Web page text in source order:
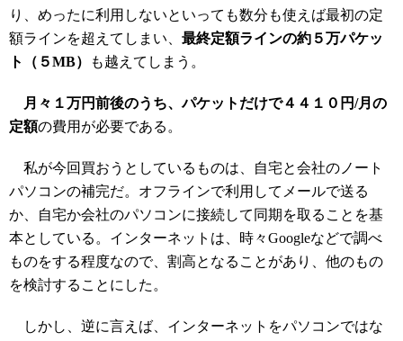
り、めったに利用しないといっても数分も使えば最初の定
額ラインを超えてしまい、 最終定額ラインの約５万パケッ
ト（５MB）
も越えてしまう。
月々１万円前後のうち、パケットだけで４４１０円/月の
定額の費用が必要である。
私が今回買おうとしているものは、自宅と会社のノート
パソコンの補完だ。オフラインで利用してメールで送る
か、自宅か会社のパソコンに接続して同期を取ることを基
本としている。インターネットは、時々Googleなどで調べ
ものをする程度なので、割高となることがあり、他のもの
を検討することにした。
しかし、逆に言えば、インターネットをパソコンではな